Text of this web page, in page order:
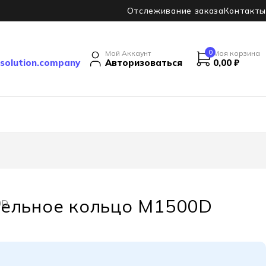
Отслеживание заказаКонтакты
Мой Аккаунт
Авторизоваться
0 Моя корзина
0,00 ₽
кольцо M1500D